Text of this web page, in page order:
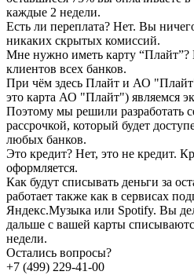
каждые 2 недели.
Есть ли переплата? Нет. Вы
никаких скрытых комиссий.
Мне нужно иметь карту “Плайт”?
клиентов всех банков.
При чём здесь Плайт и АО
это карта АО "Плайт") являемся
Поэтому мы решили разработать
рассрочкой, который будет
любых банков.
Это кредит? Нет, это не кредит.
оформляется.
Как будут списывать деньги за
работает также как в сервисах
Яндекс.Музыка или Spotify. Вы
дальше с вашей карты
недели.
Остались вопросы?
+7 (499) 229-41-00